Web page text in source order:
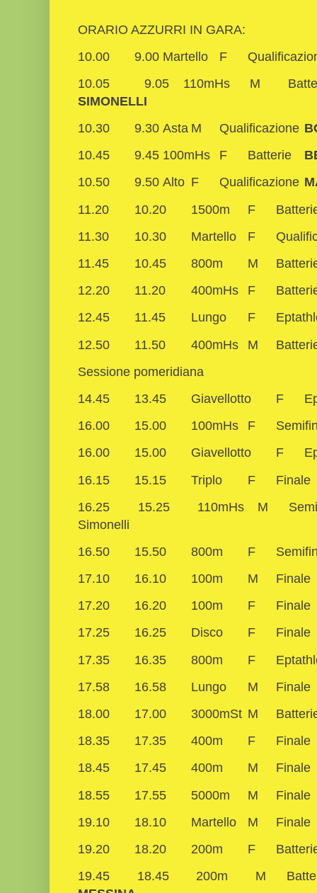
ORARIO AZZURRI IN GARA:
10.00
9.00 Martello F
10.05
9.05 110mHs M
SIMONELLI
10.30
9.30 Asta M Qualificazione
10.45
9.45 100mHs F Batterie
10.50
9.50 Alto F Qualificazione
11.20
10.20 1500m F
11.30
10.30 Martello F
11.45
10.45 800m M
12.20
11.20 400mHs F
12.45
11.45 Lungo F
12.50
11.50 400mHs M
Sessione pomeridiana
14.45
13.45 Giavellotto F
16.00
15.00 100mHs F
16.00
15.00 Giavellotto F
16.15
15.15 Triplo F
Finale
16.25
15.25 110mHs M
Simonelli
16.50
15.50 800m F
17.10
16.10 100m M
Finale
17.20
16.20 100m F
Finale
17.25
16.25 Disco F
Finale
17.35
16.35 800m F
17.58
16.58 Lungo M
Finale
18.00
17.00 3000mSt M
18.35
17.35 400m F
Finale
18.45
17.45 400m M
Finale
18.55
17.55 5000m M
Finale
19.10
18.10 Martello M
Finale
19.20
18.20 200m F
19.45
18.45 200m M